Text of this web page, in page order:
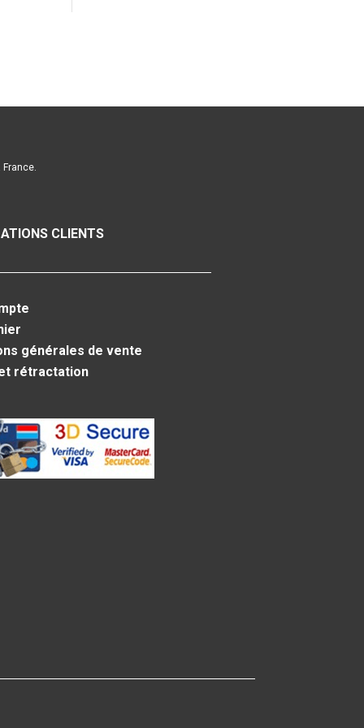
CLIENTS
générales de vente
rétractation